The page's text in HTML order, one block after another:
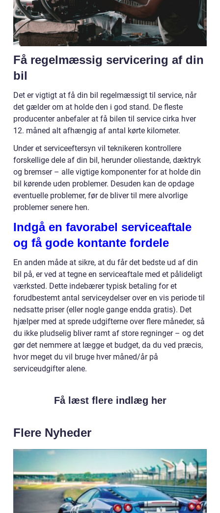
Få regelmæssig servicering af din
bil
Det er vigtigt at få din bil regelmæssigt til service, når
det gælder om at holde den i god stand. De fleste
producenter anbefaler at få bilen til service cirka hver
12. måned alt afhængig af antal kørte kilometer.
Under et serviceeftersyn vil teknikeren kontrollere
forskellige dele af din bil, herunder oliestande, dæktryk
og bremser – alle vigtige komponenter for at holde din
bil kørende uden problemer. Desuden kan de opdage
eventuelle problemer, før de bliver til mere alvorlige
problemer senere hen.
Indgå en favorabel serviceaftale
og få gode kontante fordele
En anden måde at sikre, at du får det bedste ud af din
bil på, er ved at tegne en serviceaftale med et pålideligt
værksted. Dette indebærer typisk betaling for et
forudbestemt antal serviceydelser over en vis periode til
nedsatte priser (eller nogle gange endda gratis). Det
hjælper med at sprede udgifterne over flere måneder, så
du ikke pludselig bliver ramt af store regninger – og det
gør det nemmere at lægge et budget, da du ved præcis,
hvor meget du vil bruge hver måned/år på
serviceudgifter alene.
Få læst flere indlæg her
Flere Nyheder